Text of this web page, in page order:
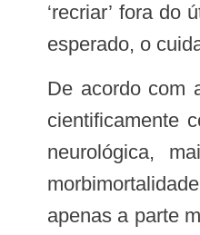
‘recriar’ fora
esperado, o
De acordo com a coordenadora estadual do Método Canguru, Amanda da Silva Andrade Prado, os benefícios são amplos e
cientificamente
neurológica,
apenas a parte